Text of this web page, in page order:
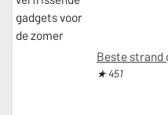
Beste strand
★ 451